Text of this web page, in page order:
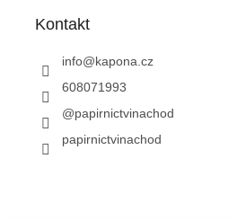
Kontakt
info@kapona.cz
608071993
@papirnictvinachod
papirnictvinachod